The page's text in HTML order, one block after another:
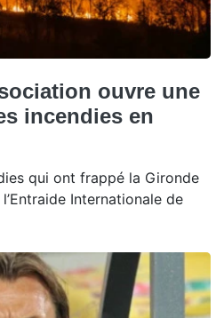
ouvre une
incendies en
qui ont frappé la Gironde
Internationale de